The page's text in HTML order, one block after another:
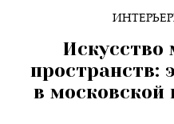
Искусство
пространств:
в московской